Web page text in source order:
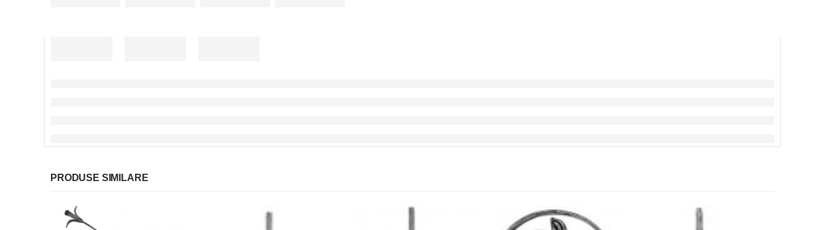
PRODUSE SIMILARE